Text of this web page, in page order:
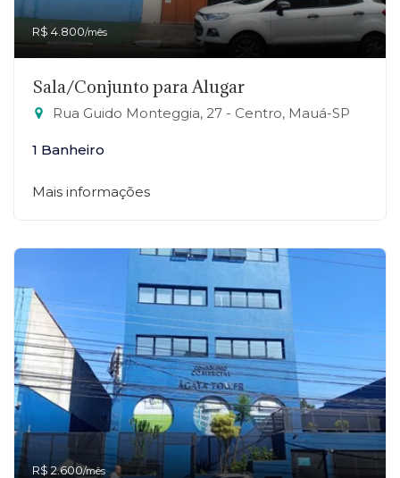
R$ 4.800/mês
Sala/Conjunto para Alugar
Rua Guido Monteggia, 27 - Centro, Mauá-SP
1 Banheiro
Mais informações
R$ 2.600/mês